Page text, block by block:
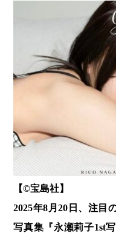
【©️宝島社】
2025年8月20日、注目
写真集『永瀬莉子1st